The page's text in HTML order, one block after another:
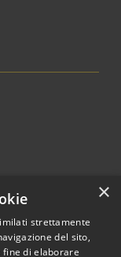
×
strettamente
del sito,
fine di elaborare